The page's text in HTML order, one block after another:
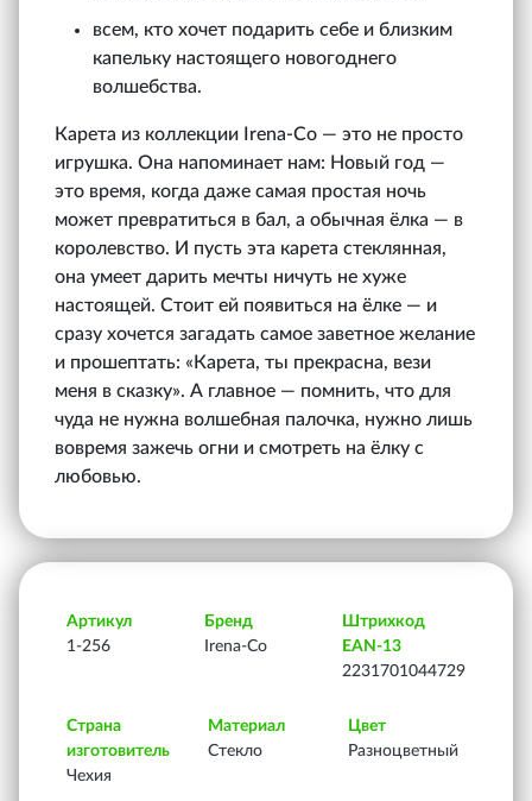
всем, кто хочет подарить себе и близким
капельку настоящего новогоднего
волшебства.
Карета из коллекции Irena‑Co — это не просто
игрушка. Она напоминает нам: Новый год —
это время, когда даже самая простая ночь
может превратиться в бал, а обычная ёлка — в
королевство. И пусть эта карета стеклянная,
она умеет дарить мечты ничуть не хуже
настоящей. Стоит ей появиться на ёлке — и
сразу хочется загадать самое заветное желание
и прошептать: «Карета, ты прекрасна, вези
меня в сказку». А главное — помнить, что для
чуда не нужна волшебная палочка, нужно лишь
вовремя зажечь огни и смотреть на ёлку с
любовью.
Артикул
1-256
Бренд
Irena-Co
Штрихкод
EAN-13
2231701044729
Страна
изготовитель
Чехия
Материал
Стекло
Цвет
Разноцветный